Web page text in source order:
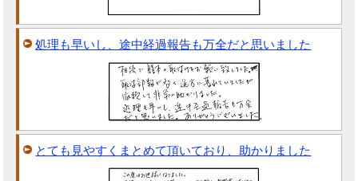
処理も早いし、途中経過報告も万全だと思いました
とても見やすくまとめて頂いており、助かりました